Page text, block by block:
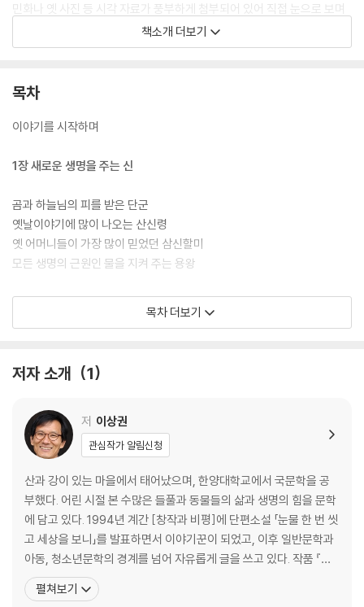
민화나 옛 사진 등 시각 자료가 풍부하게 첨부되어 있어 직접 눈으로 보며
신들의 모습을 상상해 볼 수 있도록 구성했다. 우리 조상이 믿고 의지해 온
수많은 신들은 비록 작은 경전 하나 없지만 사람들에게 큰 힘이 되어 준 고
또 다른 역사이자 문화를 만날 수 있을 것이다.
책소개 더보기
목차
이야기를 시작하며
1장 새로운 생명을 주는 신
곰과 하늘님의 피를 받은 단군
옛날이야기에 많이 나오는 산신령
옛 어머니들이 가장 많이 믿었던 삼신할미
모든 생명의 근원인 물을 지켜 주는 용왕
2장 오래오래 살게 해 주는 신
길쭉한 머리끝에서 신통력이 나오는 수노인
3장 나쁜 기운을 막고 복을 가져다주는 신
악기를 다루고 춤을 추는 예능신 창부씨
신이 된 옛이야기 속 바리데기
마마신이여, 부디 편안히 쉬었다 가십시오
민중들의 희망이었던 미륵
4장 나쁜 귀신들을 막아 주는 신
목차 더보기
저자 소개 1
저 이상권
관심작가 알림신청
산과 강이 있는 마을에서 태어났으며, 한양대학교에서 국문학을 공
부했다. 어린 시절 본 수많은 들풀과 동물들의 삶과 생명의 힘을 문학
에 담고 있다. 1994년 계간 [창작과 비평]에 단편소설 「눈물 한 번 씻
고 세상을 보니」를 발표하면서 이야기꾼이 되었고, 이후 일반문학과
아동, 청소년문학의 경계를 넘어 자유롭게 글을 쓰고 있다. 작품 『아
름다운 수탉』, 『새박사 원병오 이야기』가 중학교 국어와 도덕 교과서
에, 『고양이가 기른 다람쥐』는 중학교와 고등학교 국어 교과서에 수
펼쳐보기